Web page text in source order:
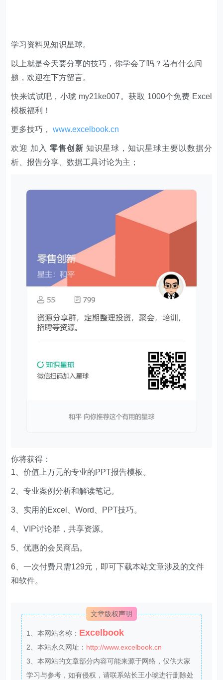
学习资料见知识星球。
以上就是今天要分享的技巧，你学会了吗？若有什么问
题，欢迎在下方留言。
快来试试吧，小琥 my21ke007。获取 1000个免费 Excel
模板福利​​​​！
更多技巧，www.excelbook.cn
欢迎 加入 零售创新 知识星球，知识星球主要以数据分
析、报告分享、数据工具讨论为主；
你将获得：
1、价值上万元的专业的PPT报告模板。
2、专业案例分析和解读笔记。
3、实用的Excel、Word、PPT技巧。
4、VIP讨论群，共享资源。
5、优惠的会员商品。
6、一次付费只需129元，即可下载本站文章涉及的文件
和软件。
文章版权声明
1、本网站名称： Excelbook
2、本站永久网址： http://www.excelbook.cn
3、本网站的文章部分内容可能来源于网络，仅供大家
学习与参考，如有侵权，请联系站长王小琥进行删除处